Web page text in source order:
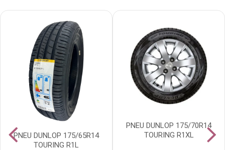
PNEU DUNLOP 175/65R14
TOURING R1L
PNEU DUNLOP 175/70R14
TOURING R1XL